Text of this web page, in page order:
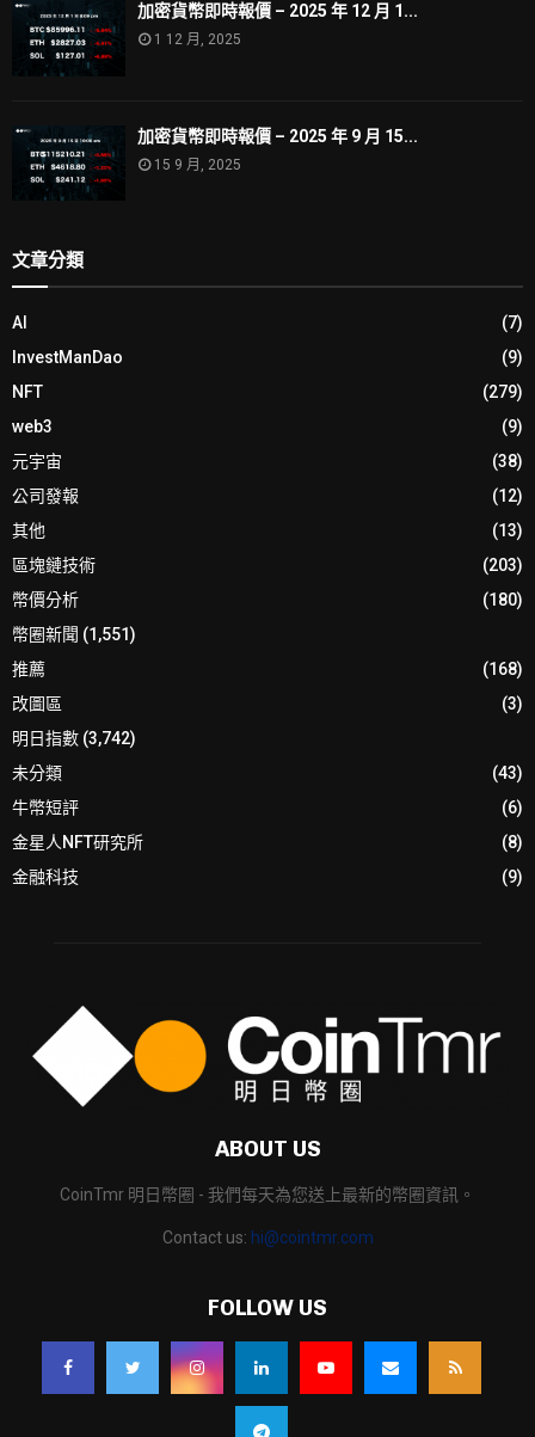
加密貨幣即時報價 – 2025 年 12 月 1...
1 12 月, 2025
加密貨幣即時報價 – 2025 年 9 月 15...
15 9 月, 2025
文章分類
AI
(7)
InvestManDao
(9)
NFT
(279)
web3
(9)
元宇宙
(38)
公司發報
(12)
其他
(13)
區塊鏈技術
(203)
幣價分析
(180)
幣圈新聞 (1,551)
推薦
(168)
改圖區
(3)
明日指數 (3,742)
未分類
(43)
牛幣短評
(6)
金星人NFT研究所
(8)
金融科技
(9)
ABOUT US
CoinTmr 明日幣圈 - 我們每天為您送上最新的幣圈資訊。
Contact us: hi@cointmr.com
FOLLOW US